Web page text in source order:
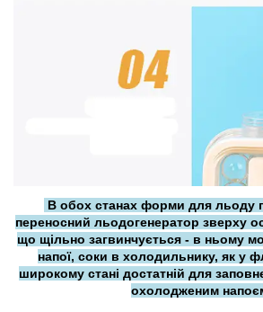
В обох станах форми для льоду
переносний льодогенератор зверху
що щільно загвинчується - в ньому
напої, соки в холодильнику, як у
широкому стані достатній для
охолодженим